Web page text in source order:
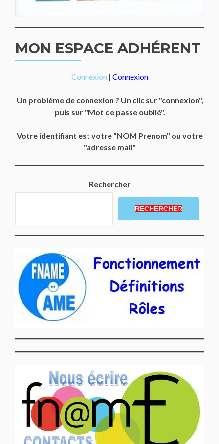
MON ESPACE ADHÉRENT
Connexion | Connexion
Un problème de connexion ? Un clic sur "connexion",
puis sur "Mot de passe oublié".
Votre identifiant est votre "NOM Prenom" ou votre
"adresse mail"
Rechercher
RECHERCHER